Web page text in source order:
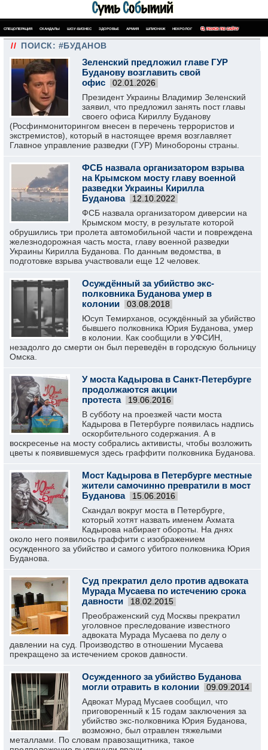
СПЕЦОПЕРАЦИЯ СКАНДАЛЫ ШОУ-БИЗНЕС ЗДОРОВЬЕ АРМИЯ ШПИОНАЖ НЕКРОЛОГ ПОИСК ПО САЙТУ
// ПОИСК: #БУДАНОВ
Зеленский предложил главе ГУР
Буданову возглавить свой
офис
02.01.2026
Президент Украины Владимир Зеленский
заявил, что предложил занять пост главы
своего офиса Кириллу Буданову
(Росфинмониторингом внесен в перечень террористов и
экстремистов), который в настоящее время возглавляет
Главное управление разведки (ГУР) Минобороны страны.
ФСБ назвала организатором взрыва
на Крымском мосту главу военной
разведки Украины Кирилла
Буданова
12.10.2022
ФСБ назвала организатором диверсии на
Крымском мосту, в результате которой
обрушились три пролета автомобильной части и повреждена
железнодорожная часть моста, главу военной разведки
Украины Кирилла Буданова. По данным ведомства, в
подготовке взрыва участвовали еще 12 человек.
Осуждённый за убийство экс-
полковника Буданова умер в
колонии
03.08.2018
Юсуп Темирханов, осуждённый за убийство
бывшего полковника Юрия Буданова, умер
в колонии. Как сообщили в УФСИН,
незадолго до смерти он был переведён в городскую больницу
Омска.
У моста Кадырова в Санкт-Петербурге
продолжаются акции
протеста
19.06.2016
В субботу на проезжей части моста
Кадырова в Петербурге появилась надпись
оскорбительного содержания. А в
воскресенье на мосту собрались активисты, чтобы возложить
цветы к появившемуся здесь граффити полковника Буданова.
Мост Кадырова в Петербурге местные
жители самочинно превратили в мост
Буданова
15.06.2016
Скандал вокруг моста в Петербурге,
который хотят назвать именем Ахмата
Кадырова набирает обороты. На днях
около него появилось граффити с изображением
осужденного за убийство и самого убитого полковника Юрия
Буданова.
Суд прекратил дело против адвоката
Мурада Мусаева по истечению срока
давности
18.02.2015
Преображенский суд Москвы прекратил
уголовное преследование известного
адвоката Мурада Мусаева по делу о
давлении на суд. Производство в отношении Мусаева
прекращено за истечением сроков давности.
Осужденного за убийство Буданова
могли отравить в колонии
09.09.2014
Адвокат Мурад Мусаев сообщил, что
приговоренный к 15 годам заключения за
убийство экс-полковника Юрия Буданова,
возможно, был отравлен тяжелыми
металлами. По словам правозащитника, такое